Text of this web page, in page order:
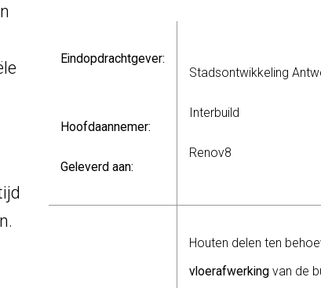
Eindopdrachtgever:
Hoofdaannemer:
Geleverd aan:
Stadsontwikkeling
Interbuild
Renov8
Houten delen ten
vloerafwerking van de